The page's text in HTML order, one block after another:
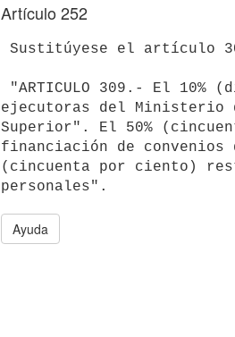
Artículo 252
ejecutoras del Ministerio
Superior". El 50%
financiación de convenios
(cincuenta por ciento)
personales".
Ayuda